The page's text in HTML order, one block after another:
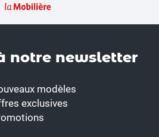
notre news­letter
modèles
exclusives